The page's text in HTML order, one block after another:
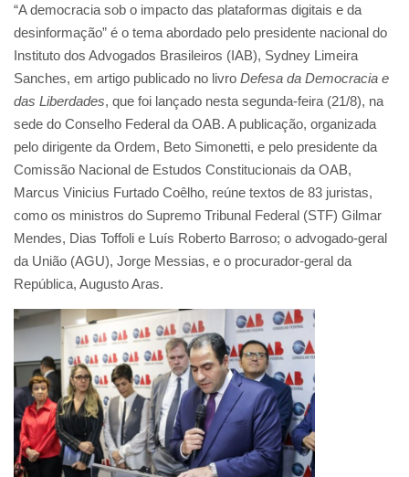
“A democracia sob o impacto das plataformas digitais e da
desinformação” é o tema abordado pelo presidente nacional do
Instituto dos Advogados Brasileiros (IAB), Sydney Limeira
Sanches, em artigo publicado no livro Defesa da Democracia e
das Liberdades, que foi lançado nesta segunda-feira (21/8), na
sede do Conselho Federal da OAB. A publicação, organizada
pelo dirigente da Ordem, Beto Simonetti, e pelo presidente da
Comissão Nacional de Estudos Constitucionais da OAB,
Marcus Vinicius Furtado Coêlho, reúne textos de 83 juristas,
como os ministros do Supremo Tribunal Federal (STF) Gilmar
Mendes, Dias Toffoli e Luís Roberto Barroso; o advogado-geral
da União (AGU), Jorge Messias, e o procurador-geral da
República, Augusto Aras.